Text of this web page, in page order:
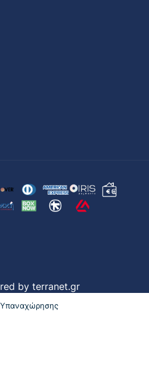
by terranet.gr
Υπαναχώρησης